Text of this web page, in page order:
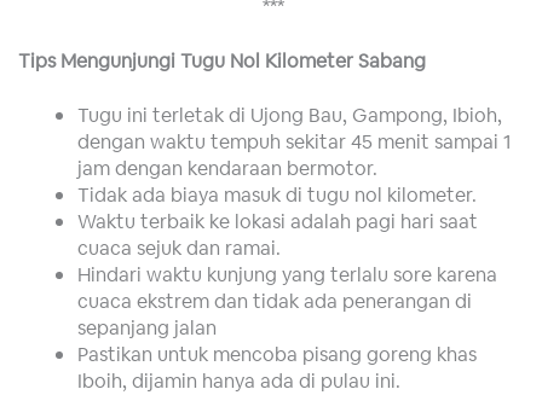
***
Tips Mengunjungi Tugu Nol Kilometer Sabang
Tugu ini terletak di Ujong Bau, Gampong, Ibioh,
dengan waktu tempuh sekitar 45 menit sampai 1
jam dengan kendaraan bermotor.
Tidak ada biaya masuk di tugu nol kilometer.
Waktu terbaik ke lokasi adalah pagi hari saat
cuaca sejuk dan ramai.
Hindari waktu kunjung yang terlalu sore karena
cuaca ekstrem dan tidak ada penerangan di
sepanjang jalan
Pastikan untuk mencoba pisang goreng khas
Iboih, dijamin hanya ada di pulau ini.